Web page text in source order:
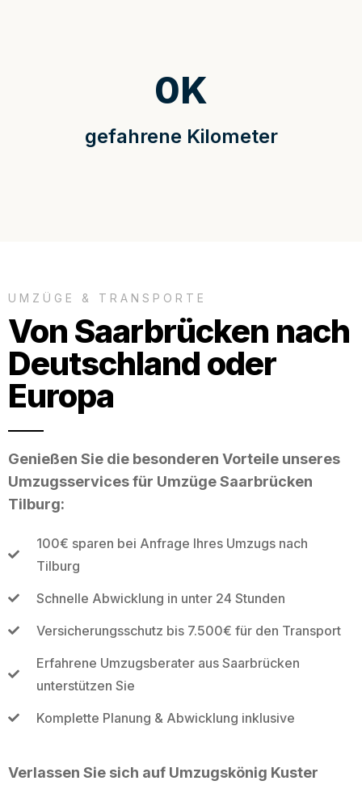
gefahrene Kilometer
0K
UMZÜGE & TRANSPORTE
Von Saarbrücken nach
Deutschland oder
Europa
Genießen Sie die besonderen Vorteile unseres
Umzugsservices für Umzüge Saarbrücken
Tilburg:
100€ sparen bei Anfrage Ihres Umzugs nach
Tilburg
Schnelle Abwicklung in unter 24 Stunden
Versicherungsschutz bis 7.500€ für den Transport
Erfahrene Umzugsberater aus Saarbrücken
unterstützen Sie
Komplette Planung & Abwicklung inklusive
Verlassen Sie sich auf Umzugskönig Kuster